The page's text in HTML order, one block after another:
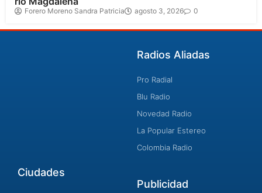
Forero Moreno Sandra Patricia agosto 3, 2026 0
Radios Aliadas
Pro Radial
Blu Radio
Novedad Radio
La Popular Estereo
Colombia Radio
Ciudades
Publicidad